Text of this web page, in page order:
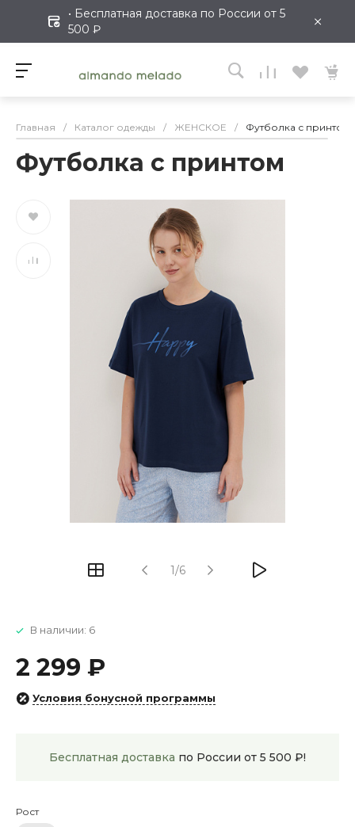
• Бесплатная доставка по России от 5
500 ₽
×
Главная / Каталог одежды / ЖЕНСКОЕ / Футболка с принтом
Футболка с принтом
1/6
В наличии: 6
2 299 ₽
Условия бонусной программы
Бесплатная доставка по России от 5 500 ₽!
Рост